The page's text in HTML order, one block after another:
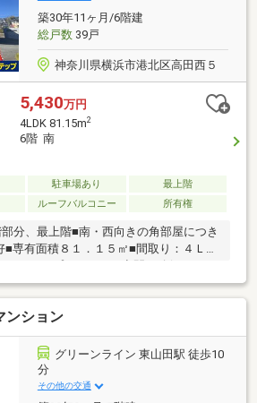
いただきます！お問い合わせをお待ちし
！
築30年11ヶ月/6階建
総戸数39戸
神奈川県横浜市港北区高田西５
5,430万円
4LDK 81.15m2
6階 南
駐車場あり
最上階
ルーフバルコニー 所有権
分、最上階■南・西向きの角部屋につき
■専有面積８１．１５㎡■間取り：４ＬＤ
があり、物入など収納スペース豊富■北
建物がないため、開放感◎■ルーフバル
４０．７１㎡ ガーデニングやアウトド
むことができます■オートロックシステ
メラ
ンション
グリーンライン 東山田駅 徒歩10
分
その他の交通